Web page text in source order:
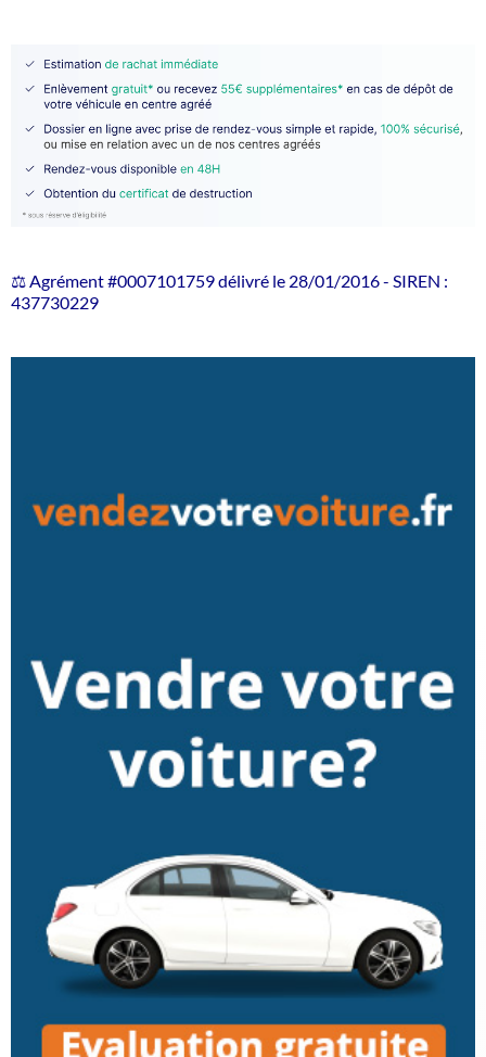
⚖️ Agrément #0007101759 délivré le 28/01/2016 - SIREN :
437730229